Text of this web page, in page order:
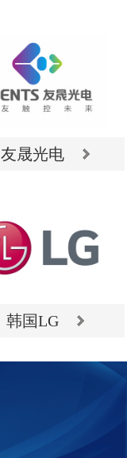
友晟光电
友晟光电
韩国LG